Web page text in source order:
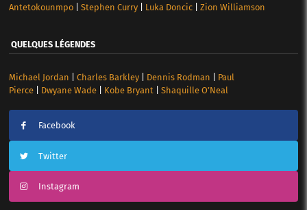
Antetokounmpo| Stephen Curry| Luka Doncic| Zion Williamson
QUELQUES LÉGENDES
Michael Jordan Charles Barkley| Dennis Rodman
Paul
Pierce| Dwyane Wade| Kobe Bryant| Shaquille O’Neal
Facebook
Twitter
Instagram